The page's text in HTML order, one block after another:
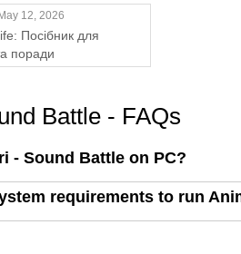
May 12, 2026
Посібник для
поради
Battle - FAQs
- Sound Battle on PC?
requirements to run